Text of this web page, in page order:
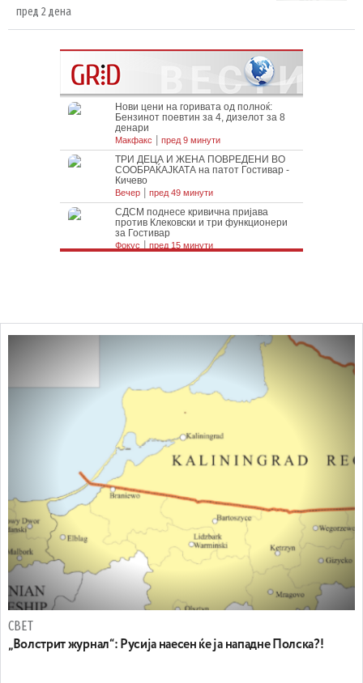
пред 2 дена
СВЕТ
„Волстрит журнал“: Русија наесен ќе ја нападне Полска?!